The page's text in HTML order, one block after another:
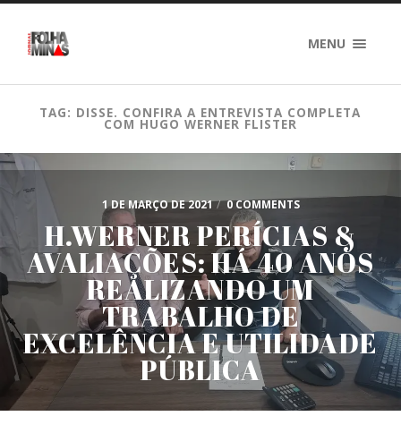
MENU
TAG: DISSE. CONFIRA A ENTREVISTA COMPLETA
COM HUGO WERNER FLISTER
1 DE MARÇO DE 2021 / 0 COMMENTS
H.WERNER PERÍCIAS &
AVALIAÇÕES: HÁ 40 ANOS
REALIZANDO UM
TRABALHO DE
EXCELÊNCIA E UTILIDADE
PÚBLICA